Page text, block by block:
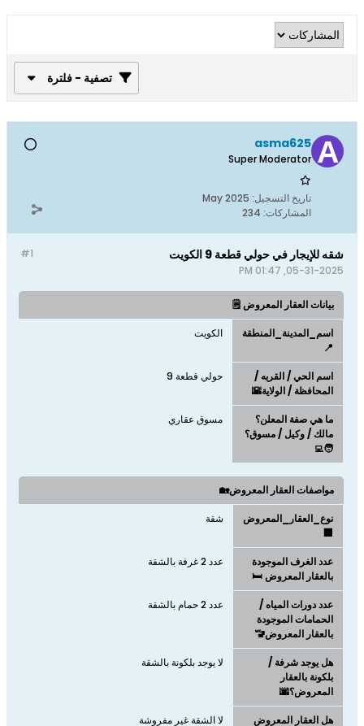
تصفية - فلترة
asma625
Super Moderator
تاريخ التسجيل: May 2025
المشاركات: 234
#1 شقه للإيجار في حولي قطعة 9 الكويت
05-31-2025, 01:47 PM
بيانات العقار المعروض 🗒️
اسم_المدينة_المنطقة
📍
الكويت
اسم الحي / القريه /
المحافظة / الولاية🌇
حولي قطعة 9
ما هي صفة المعلن؟
مالك / وكيل / مسوق؟
🧑‍💻
مسوق عقاري
مواصفات العقار المعروض🏡
نوع_العقار_المعروض
🏢
شقة
عدد الغرف الموجودة
بالعقار المعروض 🛏️
عدد 2 غرفة بالشقة
عدد دورات المياه /
الحمامات الموجودة
بالعقار المعروض🚾
عدد 2 حمام بالشقة
هل يوجد شرفة /
بلكونة بالعقار
المعروض؟🌆
لا يوجد بلكونة بالشقة
هل العقار المعروض لا الشقة غير مفروشة